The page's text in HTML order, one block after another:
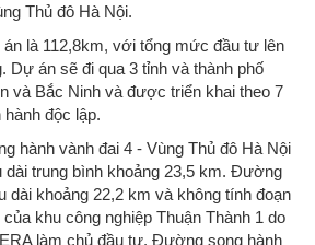
Thủ đô Hà Nội.
là 112,8km, với tổng mức đầu tư lên
Dự án sẽ đi qua 3 tỉnh và thành phố
và Bắc Ninh và được triển khai theo 7
độc lập.
hành vành đai 4 - Vùng Thủ đô Hà Nội
dài trung bình khoảng 23,5 km. Đường
dài khoảng 22,2 km và không tính đoạn
khu công nghiệp Thuận Thành 1 do
làm chủ đầu tư. Đường song hành